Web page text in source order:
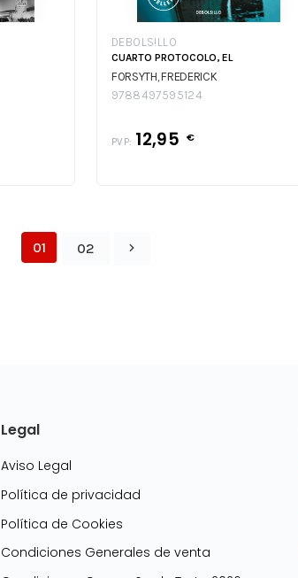
DEBOLS!LLO
CUARTO PROTOCOLO, EL
FORSYTH, FREDERICK
9788497595124
PVP: 12,95 €
01 02
Legal
Aviso Legal
Política de privacidad
Política de Cookies
Condiciones Generales de venta